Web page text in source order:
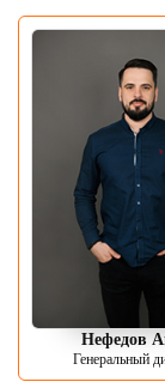
Нефедов
Генеральный